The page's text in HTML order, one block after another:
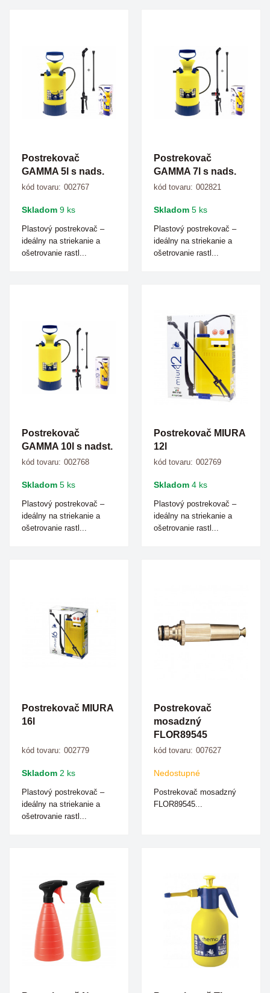
Postrekovač
GAMMA 5l s nads.
kód tovaru: 002767
Skladom 9 ks
Plastový postrekovač –
ideálny na striekanie a
ošetrovanie rastl...
Postrekovač
GAMMA 7l s nads.
kód tovaru: 002821
Skladom 5 ks
Plastový postrekovač –
ideálny na striekanie a
ošetrovanie rastl...
Postrekovač
GAMMA 10l s nadst.
kód tovaru: 002768
Skladom 5 ks
Plastový postrekovač –
ideálny na striekanie a
ošetrovanie rastl...
Postrekovač MIURA
12l
kód tovaru: 002769
Skladom 4 ks
Plastový postrekovač –
ideálny na striekanie a
ošetrovanie rastl...
Postrekovač MIURA
16l
kód tovaru: 002779
Skladom 2 ks
Plastový postrekovač –
ideálny na striekanie a
ošetrovanie rastl...
Postrekovač
mosadzný
FLOR89545
kód tovaru: 007627
Nedostupné
Postrekovač mosadzný
FLOR89545...